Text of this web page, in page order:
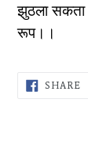
झुठला
रूप।।
SHARE